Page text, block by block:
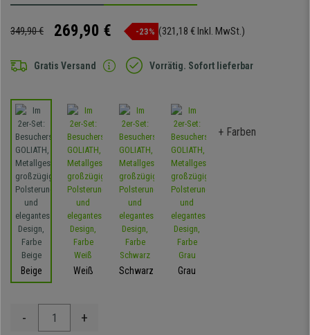
349,90 € 269,90 € -23% (321,18 € Inkl. MwSt.)
Gratis Versand Vorrätig. Sofort lieferbar
Beige Weiß Schwarz Grau
+ Farben
- +